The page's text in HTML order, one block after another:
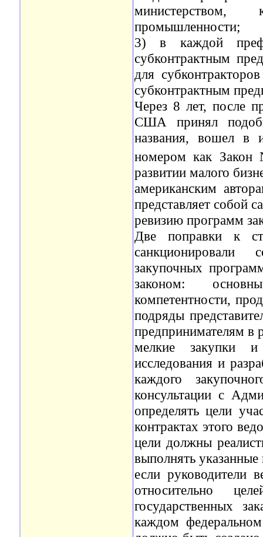
министерством,
промышленности;
3) в каждой
субконтрактным
для
субконтрактным
Через 8 лет, после
США принял
названия, вошел в
номером как
развитии малого
американским
представляет собой
ревизию программ
Две поправки к
санкционировали
закупочных
законом:
компетентности,
подряды
предпринимателям в
мелкие закупки и
исследования и
каждого
консультации с
определять цели
контрактах этого
цели должны
выполнять
если руководители
относительно
государственных
каждом